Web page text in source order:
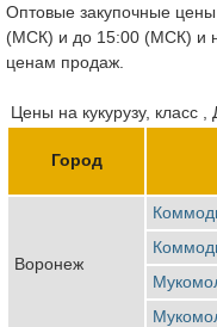
Оптовые закупочные
(МСК) и до 15:00 (МСК) и
ценам продаж.
Цены на кукурузу, класс
Город
Воронеж